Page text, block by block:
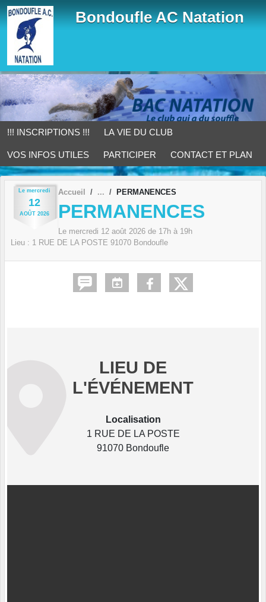
Bondoufle AC Natation
!!! INSCRIPTIONS !!! LA VIE DU CLUB
VOS INFOS UTILES PARTICIPER CONTACT ET PLAN
Le mercredi
12
AOÛT 2026
Accueil PERMANENCES
PERMANENCES
Le mercredi 12 août 2026 de 17h à 19h
Lieu : 1 RUE DE LA POSTE 91070 Bondoufle
LIEU DE
L'ÉVÉNEMENT
Localisation
1 RUE DE LA POSTE
91070 Bondoufle
Panneau de gestion des cookies